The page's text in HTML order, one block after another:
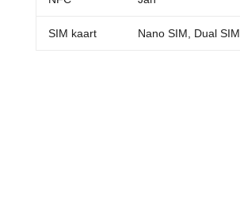
SIM kaart Nano SIM, Dual SIM